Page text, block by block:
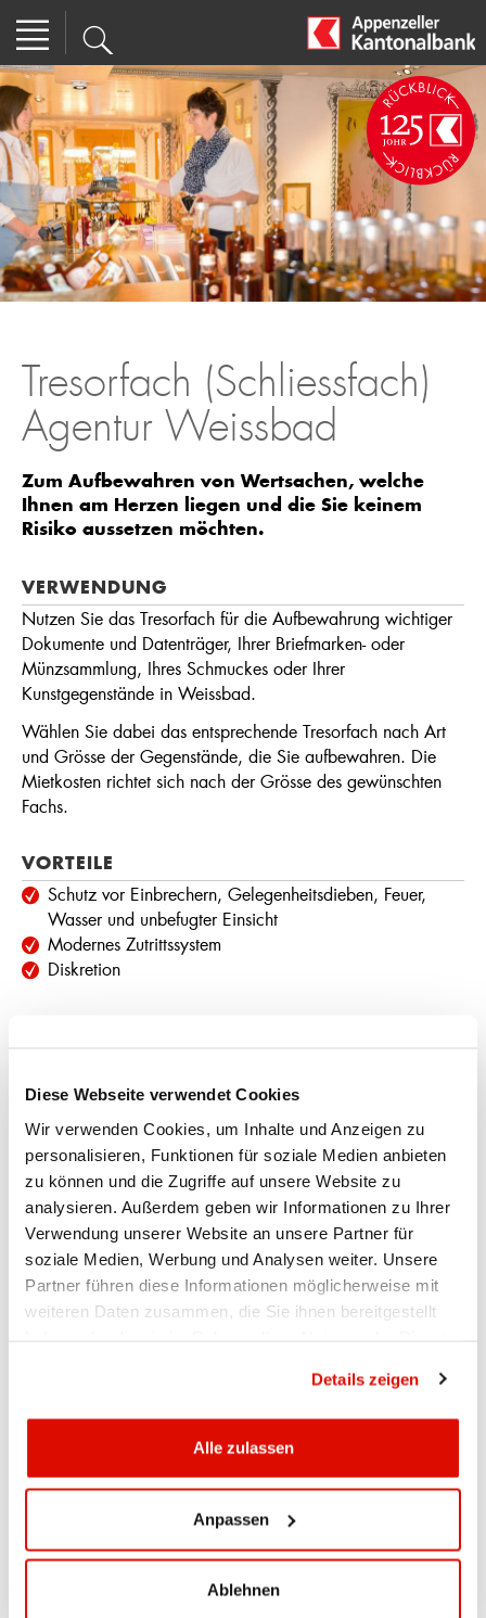
Diese Webseite verwendet Cookies
Wir verwenden Cookies, um Inhalte und Anzeigen zu
personalisieren, Funktionen für soziale Medien anbieten
zu können und die Zugriffe auf unsere Website zu
analysieren. Außerdem geben wir Informationen zu Ihrer
Verwendung unserer Website an unsere Partner für
soziale Medien, Werbung und Analysen weiter. Unsere
Partner führen diese Informationen möglicherweise mit
weiteren Daten zusammen, die Sie ihnen bereitgestellt
Details zeigen
Alle zulassen
Anpassen
Ablehnen
Tresorfach (Schliessfach)
Agentur Weissbad
Zum Aufbewahren von Wertsachen, welche
Ihnen am Herzen liegen und die Sie keinem
Risiko aussetzen möchten.
VERWENDUNG
Nutzen Sie das Tresorfach für die Aufbewahrung wichtiger
Dokumente und Datenträger, Ihrer Briefmarken- oder
Münzsammlung, Ihres Schmuckes oder Ihrer
Kunstgegenstände in Weissbad.
Wählen Sie dabei das entsprechende Tresorfach nach Art
und Grösse der Gegenstände, die Sie aufbewahren. Die
Mietkosten richtet sich nach der Grösse des gewünschten
Fachs.
VORTEILE
Schutz vor Einbrechern, Gelegenheitsdieben, Feuer,
Wasser und unbefugter Einsicht
Modernes Zutrittssystem
Diskretion
Grösse
Höhe
(cm)
Breite
(cm)
Tiefe
(cm)
Preis in
1 6 30 48
60.00
2
9 30 48
80.00
12 48
4
15 30 48
90.00
21 48
100.00
6
36 30 48
150.00
220.00
10
90 60 48
660.00
BEMERKUNG
Es sind nicht mehr alle Fachgrössen an allen Standorten